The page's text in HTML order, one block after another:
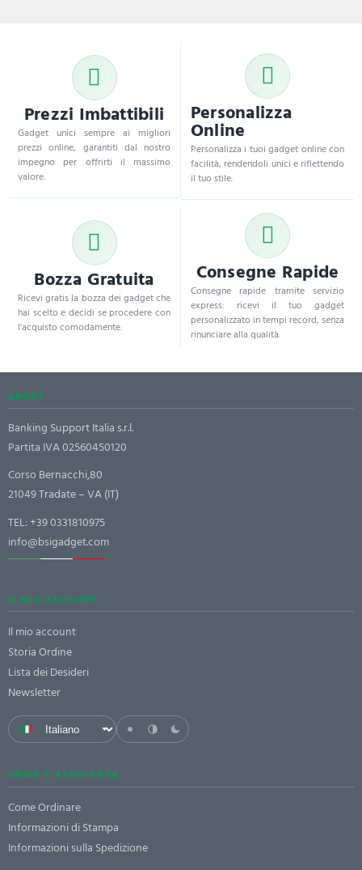
Prezzi Imbattibili
Gadget unici sempre ai migliori
prezzi online, garantiti dal nostro
impegno per offrirti il massimo
valore.
Personalizza
Online
Personalizza i tuoi gadget online con
facilità, rendendoli unici e riflettendo
il tuo stile.
Bozza Gratuita
Ricevi gratis la bozza dei gadget che
hai scelto e decidi se procedere con
l'acquisto comodamente.
Consegne Rapide
Consegne rapide tramite servizio
express: ricevi il tuo gadget
personalizzato in tempi record, senza
rinunciare alla qualità.
ABOUT
Banking Support Italia s.r.l.
Partita IVA 02560450120
Corso Bernacchi,80
21049 Tradate – VA (IT)
TEL:+39 0331810975
info@bsigadget.com
IL MIO ACCOUNT
Il mio account
Storia Ordine
Lista dei Desideri
Newsletter
GUIDE E ASSISTENZA
Come Ordinare
Informazioni di Stampa
Informazioni sulla Spedizione